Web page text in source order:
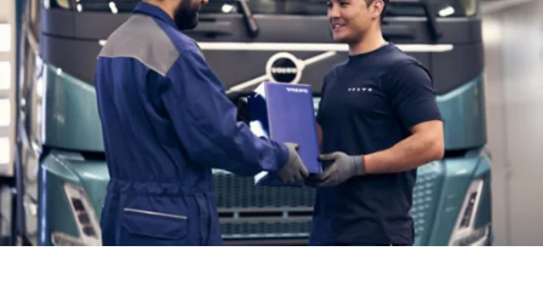
Lokator distributera
Vijesti
O nama
Volvo Truck Builder
Kontaktirajte nas